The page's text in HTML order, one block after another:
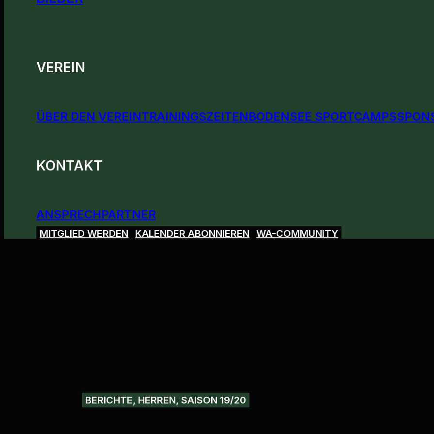
VEREIN
ÜBER DEN VEREINTRAININGSZEITENBODENSEE SPORTCAMPS
KONTAKT
ANSPRECHPARTNER
MITGLIED WERDEN KALENDER ABONNIEREN WA-COMMUNITY
BERICHTE, HERREN, SAISON 19/20